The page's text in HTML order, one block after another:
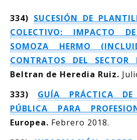
334) SUCESIÓN DE
COLECTIVO: IMPACTO
SOMOZA HERMO
CONTRATOS DEL SECTOR
Beltran de Heredia Ruiz.
333)
GUÍA PRÁCTICA DE
PÚBLICA PARA
Europea. Febrero 2018.